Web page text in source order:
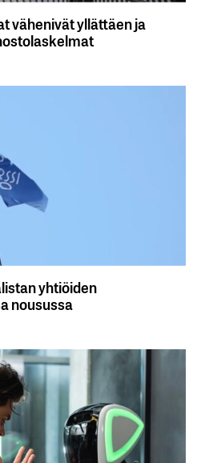
vähenivät yllättäen ja
yhtiöiden
nousussa